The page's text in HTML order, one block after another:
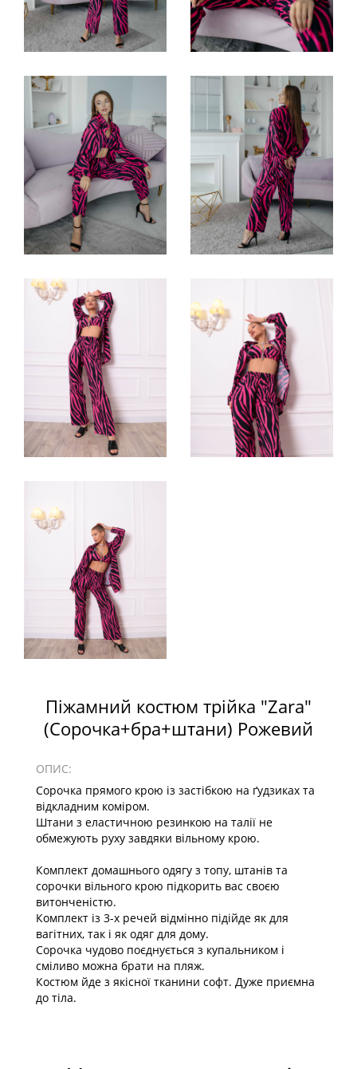
Піжамний костюм трійка "Zаra"
(Сорочка+бра+штани) Рожевий
ОПИС:
Сорочка прямого крою із застібкою на ґудзиках та
відкладним коміром.
Штани з еластичною резинкою на талії не
обмежують руху завдяки вільному крою.
Комплект домашнього одягу з топу, штанів та
сорочки вільного крою підкорить вас своєю
витонченістю.
Комплект із 3-х речей відмінно підійде як для
вагітних, так і як одяг для дому.
Сорочка чудово поєднується з купальником і
сміливо можна брати на пляж.
Костюм йде з якісної тканини софт. Дуже приємна
до тіла.